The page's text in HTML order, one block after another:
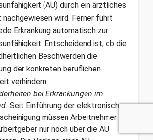
(AU) durch ein ärztliches
wird. Ferner führt
Erkrankung automatisch zur
Entscheidend ist, ob die
Beschwerden die
der konkreten beruflichen
verhindern.
bei Erkrankungen im
Seit Einführung der elektronischen
müssen Arbeitnehmer
nur noch über die AU